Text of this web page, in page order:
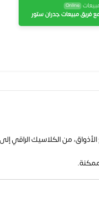
Online
فريق مبيعات جدران ستور
من الكلاسيك الراقي